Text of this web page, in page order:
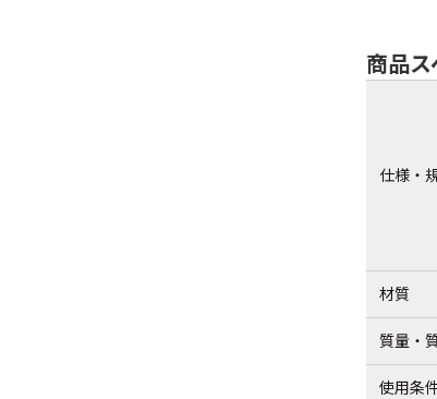
商品ス
仕様・
材質
質量・
使用条